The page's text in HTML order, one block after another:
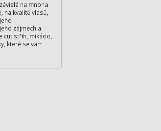
na mnoha
na kvalitě vlasů,
zájmech a
cut střih, mikádo,
které se vám